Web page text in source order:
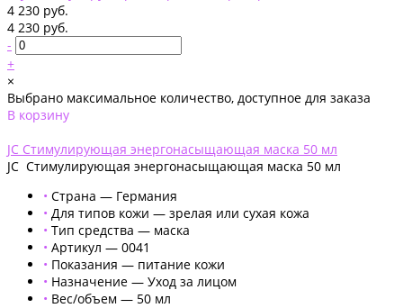
4 230 руб.
4 230 руб.
-
+
×
Выбрано максимальное количество, доступное для заказа
В корзину
JC Стимулирующая энергонасыщающая маска 50 мл
JC Стимулирующая энергонасыщающая маска 50 мл
• Страна — Германия
• Для типов кожи — зрелая или сухая кожа
• Тип средства — маска
• Артикул — 0041
• Показания — питание кожи
• Назначение — Уход за лицом
• Вес/объем — 50 мл